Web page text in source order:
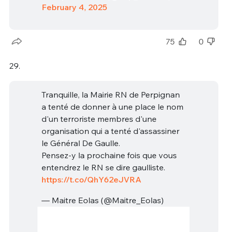
February 4, 2025
75 0
29.
Tranquille, la Mairie RN de Perpignan
a tenté de donner à une place le nom
d'un terroriste membres d'une
organisation qui a tenté d'assassiner
le Général De Gaulle.
Pensez-y la prochaine fois que vous
entendrez le RN se dire gaulliste.
https://t.co/QhY62eJVRA
— Maitre Eolas (@Maitre_Eolas)